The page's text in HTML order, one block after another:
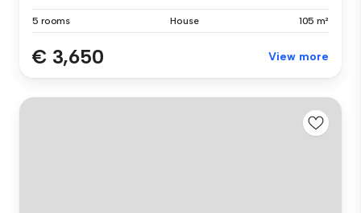
5 rooms House 105 m²
€ 3,650 View more